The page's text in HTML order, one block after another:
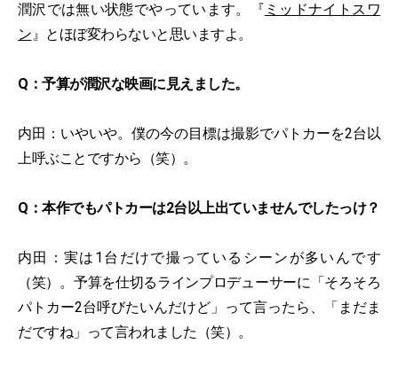
潤沢では無い状態でやっています。『 ミッドナイトスワ
ン』とほぼ変わらないと思いますよ。
Q：予算が潤沢な映画に見えました。
内田：いやいや。僕の今の目標は撮影でパトカーを2台以
上呼ぶことですから（笑）。
Q：本作でもパトカーは2台以上出ていませんでしたっけ？
内田：実は1台だけで撮っているシーンが多いんです
（笑）。予算を仕切るラインプロデューサーに「そろそろ
パトカー2台呼びたいんだけど」って言ったら、「まだま
だですね」って言われました（笑）。